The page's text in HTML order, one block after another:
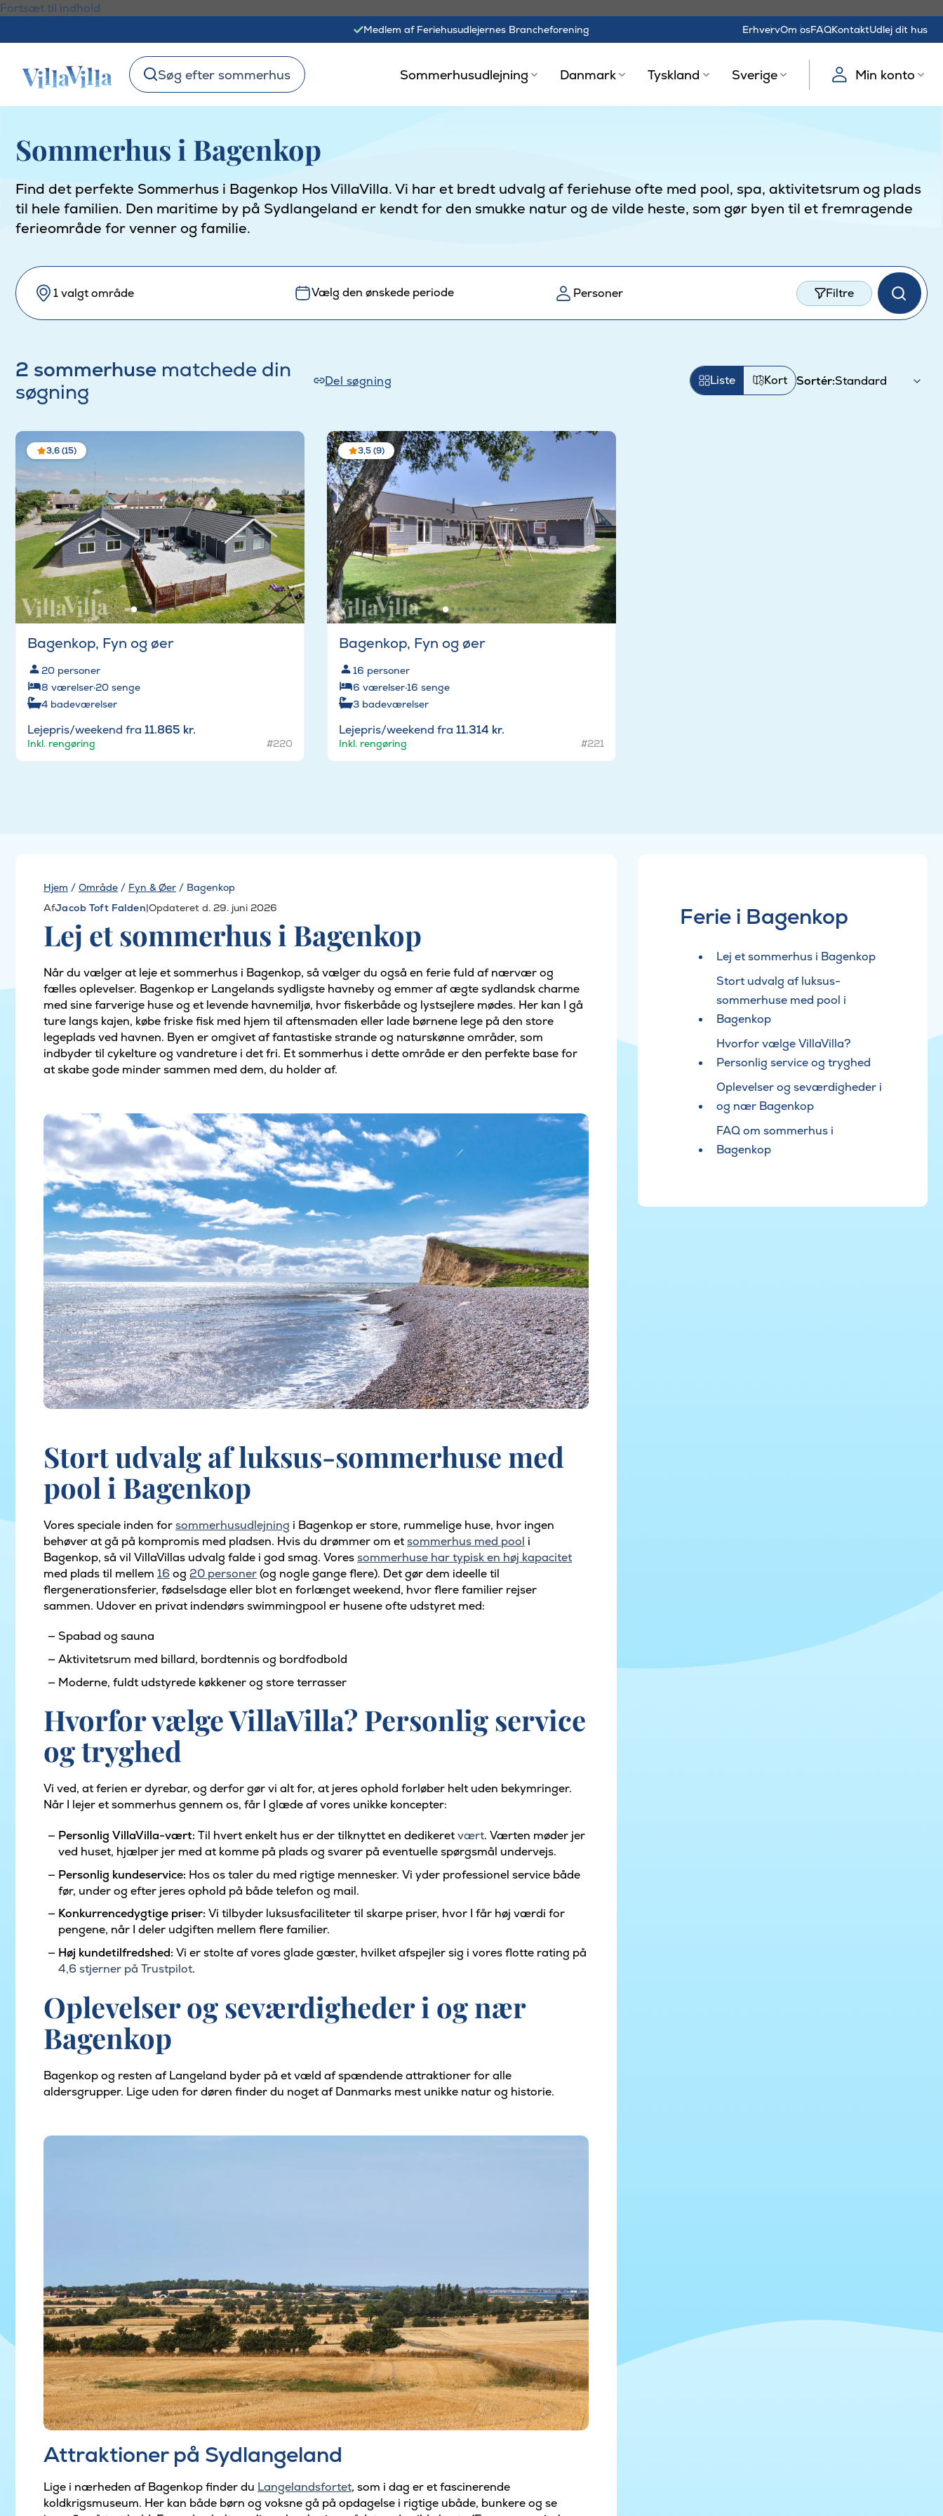
Fortsæt til indhold
Medlem af Feriehusudlejernes Brancheforening ErhvervOm osFAQKontaktUdlej dit hus
Søg efter sommerhus Sommerhusudlejning Danmark Tyskland Sverige Min konto
Sommerhus i Bagenkop
Find det perfekte Sommerhus i Bagenkop Hos VillaVilla. Vi har et bredt udvalg af feriehuse ofte med pool, spa, aktivitetsrum og plads
til hele familien. Den maritime by på Sydlangeland er kendt for den smukke natur og de vilde heste, som gør byen til et fremragende
ferieområde for venner og familie.
1 valgt område Vælg den ønskede periode Personer Filtre
2 sommerhuse matchede din
søgning
Del søgning Sortér:
Liste Kort
3,6 (15)
Bagenkop, Fyn og øer
20 personer
8 værelser·20 senge
4 badeværelser
Lejepris/weekend fra 11.865 kr.
Inkl. rengøring #220
3,5 (9)
Bagenkop, Fyn og øer
16 personer
6 værelser·16 senge
3 badeværelser
Lejepris/weekend fra 11.314 kr.
Inkl. rengøring #221
Hjem / Område / Fyn & Øer / Bagenkop
AfJacob Toft Falden|Opdateret d. 29. juni 2026
Lej et sommerhus i Bagenkop
Når du vælger at leje et sommerhus i Bagenkop, så vælger du også en ferie fuld af nærvær og
fælles oplevelser. Bagenkop er Langelands sydligste havneby og emmer af ægte sydlandsk charme
med sine farverige huse og et levende havnemiljø, hvor fiskerbåde og lystsejlere mødes. Her kan I gå
ture langs kajen, købe friske fisk med hjem til aftensmaden eller lade børnene lege på den store
legeplads ved havnen. Byen er omgivet af fantastiske strande og naturskønne områder, som
indbyder til cykelture og vandreture i det fri. Et sommerhus i dette område er den perfekte base for
at skabe gode minder sammen med dem, du holder af.
Stort udvalg af luksus-sommerhuse med
pool i Bagenkop
Vores speciale inden forsommerhusudlejning i Bagenkop er store, rummelige huse, hvor ingen
behøver at gå på kompromis med pladsen. Hvis du drømmer om etsommerhus med pool i
Bagenkop, så vil VillaVillas udvalg falde i god smag. Voressommerhuse har typisk en høj kapacitet
med plads til mellem 16og 20 personer(og nogle gange flere). Det gør dem ideelle til
flergenerationsferier, fødselsdage eller blot en forlænget weekend, hvor flere familier rejser
sammen. Udover en privat indendørs swimmingpool er husene ofte udstyret med:
Spabad og sauna
Aktivitetsrum med billard, bordtennis og bordfodbold
Moderne, fuldt udstyrede køkkener og store terrasser
Hvorfor vælge VillaVilla? Personlig service
og tryghed
Vi ved, at ferien er dyrebar, og derfor gør vi alt for, at jeres ophold forløber helt uden bekymringer.
Når I lejer et sommerhus gennem os, får I glæde af vores unikke koncepter:
Personlig VillaVilla-vært: Til hvert enkelt hus er der tilknyttet en dedikeretvært. Værten møder jer
ved huset, hjælper jer med at komme på plads og svarer på eventuelle spørgsmål undervejs.
Personlig kundeservice: Hos os taler du med rigtige mennesker. Vi yder professionel service både
før, under og efter jeres ophold på både telefon og mail.
Konkurrencedygtige priser: Vi tilbyder luksusfaciliteter til skarpe priser, hvor I får høj værdi for
pengene, når I deler udgiften mellem flere familier.
Høj kundetilfredshed: Vi er stolte af vores glade gæster, hvilket afspejler sig i vores flotte rating på
4,6 stjerner på Trustpilot.
Oplevelser og seværdigheder i og nær
Bagenkop
Bagenkop og resten af Langeland byder på et væld af spændende attraktioner for alle
aldersgrupper. Lige uden for døren finder du noget af Danmarks mest unikke natur og historie.
Attraktioner på Sydlangeland
Lige i nærheden af Bagenkop finder du Langelandsfortet, som i dag er et fascinerende
koldkrigsmuseum. Her kan både børn og voksne gå på opdagelse i rigtige ubåde, bunkere og se
Ferie i Bagenkop
Lej et sommerhus i Bagenkop
Stort udvalg af luksus-
sommerhuse med pool i
Bagenkop
Hvorfor vælge VillaVilla?
Personlig service og tryghed
Oplevelser og seværdigheder i
og nær Bagenkop
FAQ om sommerhus i
Bagenkop